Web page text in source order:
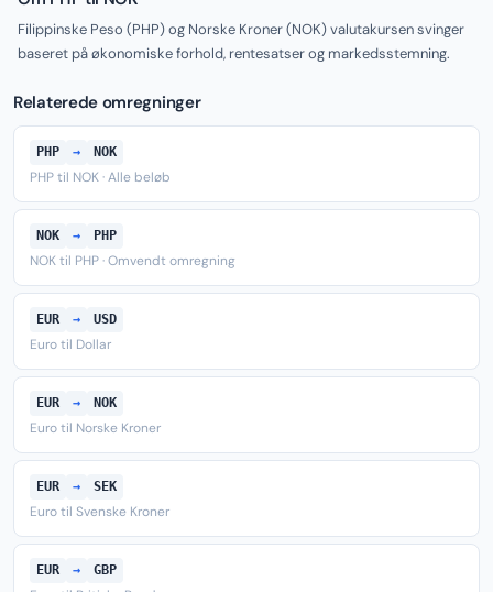
Filippinske Peso (PHP) og Norske Kroner (NOK) valutakursen svinger
baseret på økonomiske forhold, rentesatser og markedsstemning.
Relaterede omregninger
PHP → NOK
PHP til NOK · Alle beløb
NOK → PHP
NOK til PHP · Omvendt omregning
EUR → USD
Euro til Dollar
EUR → NOK
Euro til Norske Kroner
EUR → SEK
Euro til Svenske Kroner
EUR → GBP